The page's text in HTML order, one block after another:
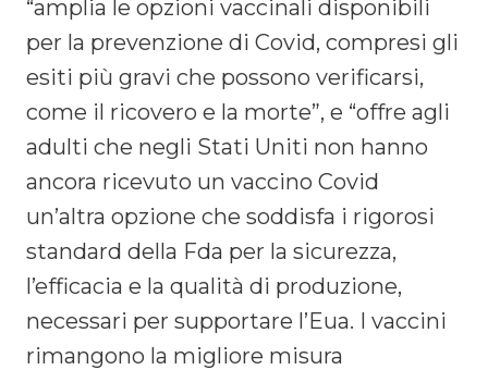
“amplia le opzioni vaccinali disponibili
per la prevenzione di Covid, compresi gli
esiti più gravi che possono verificarsi,
come il ricovero e la morte”, e “offre agli
adulti che negli Stati Uniti non hanno
ancora ricevuto un vaccino Covid
un’altra opzione che soddisfa i rigorosi
standard della Fda per la sicurezza,
l’efficacia e la qualità di produzione,
necessari per supportare l’Eua. I vaccini
rimangono la migliore misura